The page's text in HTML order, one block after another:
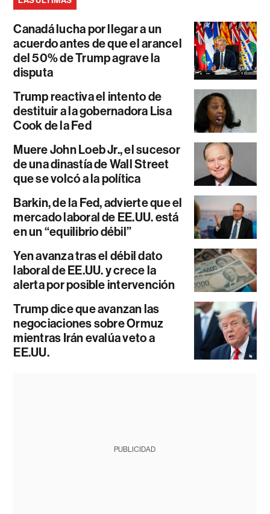
Canadá lucha por llegar a un
acuerdo antes de que el arancel
del 50% de Trump agrave la
disputa
Trump reactiva el intento de
destituir a la gobernadora Lisa
Cook de la Fed
Muere John Loeb Jr., el sucesor
de una dinastía de Wall Street
que se volcó a la política
Barkin, de la Fed, advierte que el
mercado laboral de EE.UU. está
en un “equilibrio débil”
Yen avanza tras el débil dato
laboral de EE.UU. y crece la
alerta por posible intervención
Trump dice que avanzan las
negociaciones sobre Ormuz
mientras Irán evalúa veto a
EE.UU.
PUBLICIDAD